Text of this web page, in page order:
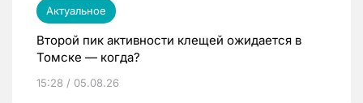
Актуальное
Второй пик активности клещей ожидается в
Томске — когда?
15:28 / 05.08.26